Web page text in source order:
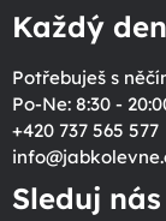
Každý
Potřebuješ s
Po-Ne: 8:30 -
+420 737 565 577
info@
Sleduj nás